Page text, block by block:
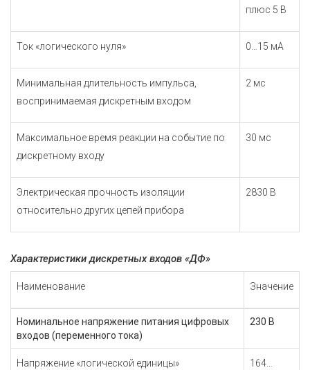
плюс 5 В
Ток «логического нуля» 0…15 мА
Минимальная длительность импульса,
воспринимаемая дискретным входом
2 мс
Максимальное время реакции на событие по
дискретному входу
30 мс
Электрическая прочность изоляции
относительно других цепей прибора
2830 В
Характеристики дискретных входов «ДФ»
Наименование Значение
Номинальное напряжение питания цифровых
входов (переменного тока)
230 В
Напряжение «логической единицы»
164…